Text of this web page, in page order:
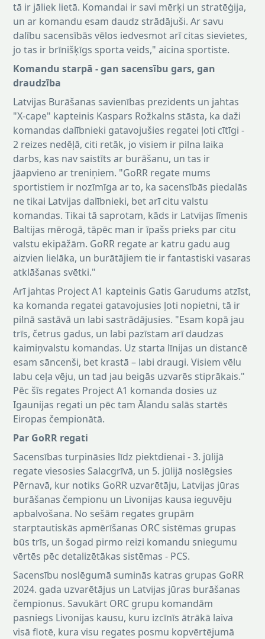
tā ir jāliek lietā. Komandai ir savi mērķi un stratēģija,
un ar komandu esam daudz strādājuši. Ar savu
dalību sacensībās vēlos iedvesmot arī citas sievietes,
jo tas ir brīnišķīgs sporta veids," aicina sportiste.
Komandu starpā - gan sacensību gars, gan
draudzība
Latvijas Burāšanas savienības prezidents un jahtas
"X-cape" kapteinis Kaspars Rožkalns stāsta, ka daži
komandas dalībnieki gatavojušies regatei ļoti cītīgi -
2 reizes nedēļā, citi retāk, jo visiem ir pilna laika
darbs, kas nav saistīts ar burāšanu, un tas ir
jāapvieno ar treniņiem. "GoRR regate mums
sportistiem ir nozīmīga ar to, ka sacensībās piedalās
ne tikai Latvijas dalībnieki, bet arī citu valstu
komandas. Tikai tā saprotam, kāds ir Latvijas līmenis
Baltijas mērogā, tāpēc man ir īpašs prieks par citu
valstu ekipāžām. GoRR regate ar katru gadu aug
aizvien lielāka, un burātājiem tie ir fantastiski vasaras
atklāšanas svētki."
Arī jahtas Project A1 kapteinis Gatis Garudums atzīst,
ka komanda regatei gatavojusies ļoti nopietni, tā ir
pilnā sastāvā un labi sastrādājusies. "Esam kopā jau
trīs, četrus gadus, un labi pazīstam arī daudzas
kaimiņvalstu komandas. Uz starta līnijas un distancē
esam sāncenši, bet krastā – labi draugi. Visiem vēlu
labu ceļa vēju, un tad jau beigās uzvarēs stiprākais."
Pēc šīs regates Project A1 komanda dosies uz
Igaunijas regati un pēc tam Ālandu salās startēs
Eiropas čempionātā.
Par GoRR regati
Sacensības turpināsies līdz piektdienai - 3. jūlijā
regate viesosies Salacgrīvā, un 5. jūlijā noslēgsies
Pērnavā, kur notiks GoRR uzvarētāju, Latvijas jūras
burāšanas čempionu un Livonijas kausa ieguvēju
apbalvošana. No sešām regates grupām
starptautiskās apmērīšanas ORC sistēmas grupas
būs trīs, un šogad pirmo reizi komandu sniegumu
vērtēs pēc detalizētākas sistēmas - PCS.
Sacensību noslēgumā suminās katras grupas GoRR
2024. gada uzvarētājus un Latvijas jūras burāšanas
čempionus. Savukārt ORC grupu komandām
pasniegs Livonijas kausu, kuru izcīnīs ātrākā laiva
visā flotē, kura visu regates posmu kopvērtējumā